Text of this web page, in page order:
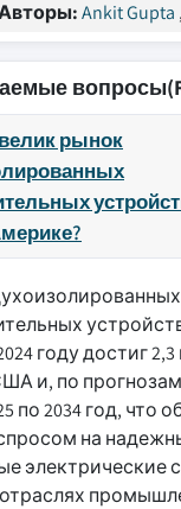
Ankit Gupta
рынок
году достиг
и, по
по 2034 год, что
на
электрические